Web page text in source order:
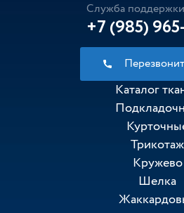
Служба
+7 (985)
Каталог
Трикотаж
Кружево
Шелка